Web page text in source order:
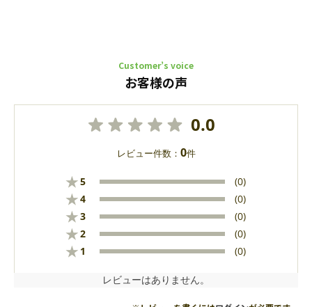
Customer’s voice
お客様の声
0.0
レビュー件数： 0件
★5 (0)
★4 (0)
★3 (0)
★2 (0)
★ 1 (0)
レビューはありません。